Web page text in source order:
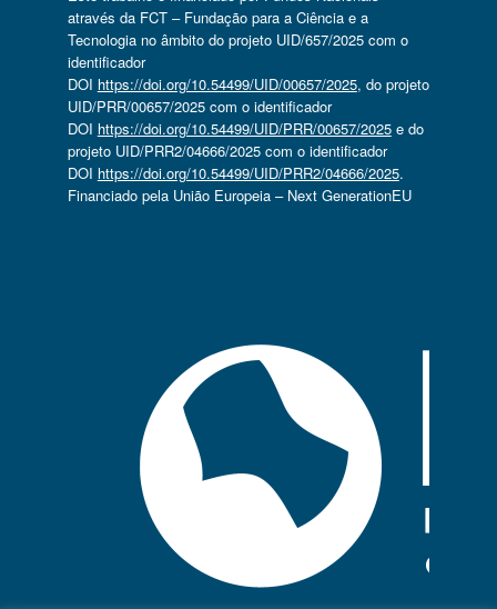
através da FCT – Fundação para a Ciência e a
Tecnologia no âmbito do projeto UID/657/2025 com o
identificador
DOI https://doi.org/10.54499/UID/00657/2025, do projeto
UID/PRR/00657/2025 com o identificador
DOI https://doi.org/10.54499/UID/PRR/00657/2025e do
projeto UID/PRR2/04666/2025 com o identificador
DOI https://doi.org/10.54499/UID/PRR2/04666/2025.
Financiado pela União Europeia – Next GenerationEU